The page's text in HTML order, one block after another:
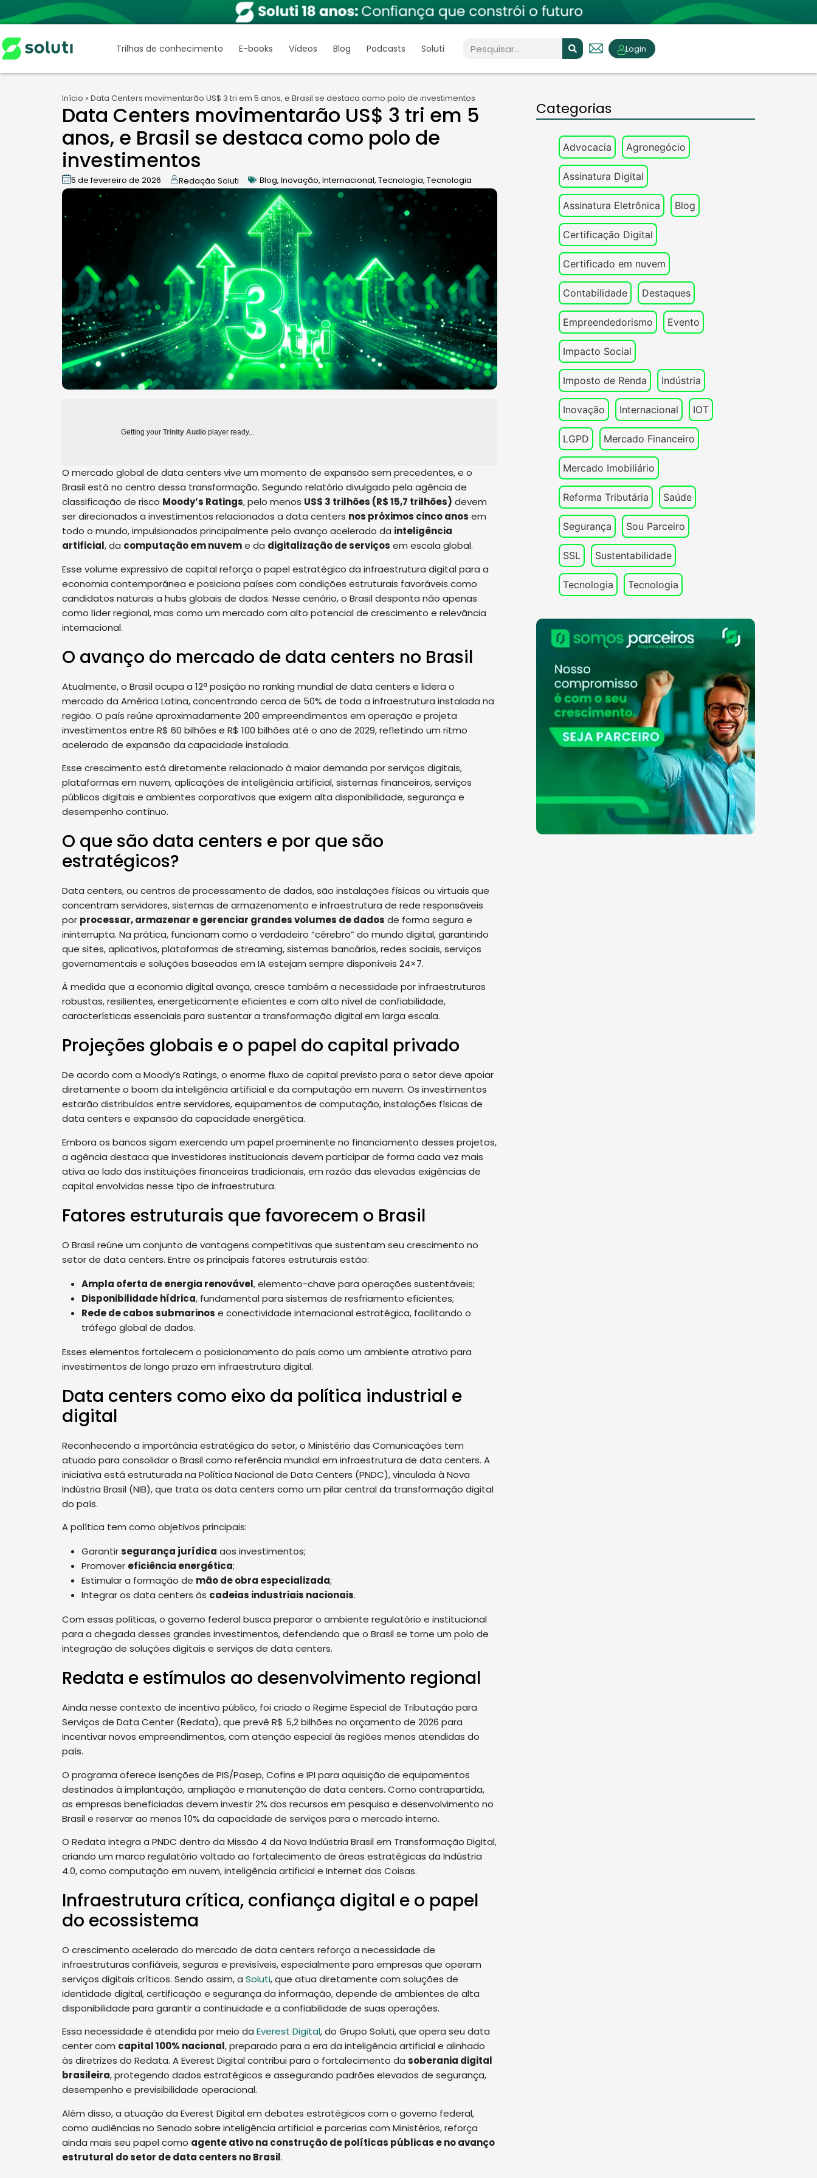
Trilhas de conhecimento E-books Vídeos Blog Podcasts Soluti Login
Início » Data Centers movimentarão US$ 3 tri em 5 anos, e Brasil se destaca como polo de investimentos
Data Centers movimentarão US$ 3 tri em 5
anos, e Brasil se destaca como polo de
investimentos
5 de fevereiro de 2026 Redação Soluti Blog, Inovação, Internacional, Tecnologia, Tecnologia
Getting your Trinity Audio player ready...
O mercado global de data centers vive um momento de expansão sem precedentes, e o
Brasil está no centro dessa transformação. Segundo relatório divulgado pela agência de
classificação de risco Moody’s Ratings, pelo menos US$ 3 trilhões (R$ 15,7 trilhões) devem
ser direcionados a investimentos relacionados a data centers nos próximos cinco anos em
todo o mundo, impulsionados principalmente pelo avanço acelerado da inteligência
artificial, da computação em nuveme da digitalização de serviços em escala global.
Esse volume expressivo de capital reforça o papel estratégico da infraestrutura digital para a
economia contemporânea e posiciona países com condições estruturais favoráveis como
candidatos naturais a hubs globais de dados. Nesse cenário, o Brasil desponta não apenas
como líder regional, mas como um mercado com alto potencial de crescimento e relevância
internacional.
O avanço do mercado de data centers no Brasil
Atualmente, o Brasil ocupa a 12ª posição no ranking mundial de data centers e lidera o
mercado da América Latina, concentrando cerca de 50% de toda a infraestrutura instalada na
região. O país reúne aproximadamente 200 empreendimentos em operação e projeta
investimentos entre R$ 60 bilhões e R$ 100 bilhões até o ano de 2029, refletindo um ritmo
acelerado de expansão da capacidade instalada.
Esse crescimento está diretamente relacionado à maior demanda por serviços digitais,
plataformas em nuvem, aplicações de inteligência artificial, sistemas financeiros, serviços
públicos digitais e ambientes corporativos que exigem alta disponibilidade, segurança e
desempenho contínuo.
O que são data centers e por que são
estratégicos?
Data centers, ou centros de processamento de dados, são instalações físicas ou virtuais que
concentram servidores, sistemas de armazenamento e infraestrutura de rede responsáveis
por processar, armazenar e gerenciar grandes volumes de dados de forma segura e
ininterrupta. Na prática, funcionam como o verdadeiro “cérebro” do mundo digital, garantindo
que sites, aplicativos, plataformas de streaming, sistemas bancários, redes sociais, serviços
governamentais e soluções baseadas em IA estejam sempre disponíveis 24×7.
À medida que a economia digital avança, cresce também a necessidade por infraestruturas
robustas, resilientes, energeticamente eficientes e com alto nível de confiabilidade,
características essenciais para sustentar a transformação digital em larga escala.
Projeções globais e o papel do capital privado
De acordo com a Moody’s Ratings, o enorme fluxo de capital previsto para o setor deve apoiar
diretamente o boom da inteligência artificial e da computação em nuvem. Os investimentos
estarão distribuídos entre servidores, equipamentos de computação, instalações físicas de
data centers e expansão da capacidade energética.
Embora os bancos sigam exercendo um papel proeminente no financiamento desses projetos,
a agência destaca que investidores institucionais devem participar de forma cada vez mais
ativa ao lado das instituições financeiras tradicionais, em razão das elevadas exigências de
capital envolvidas nesse tipo de infraestrutura.
Fatores estruturais que favorecem o Brasil
O Brasil reúne um conjunto de vantagens competitivas que sustentam seu crescimento no
setor de data centers. Entre os principais fatores estruturais estão:
Ampla oferta de energia renovável, elemento-chave para operações sustentáveis;
Disponibilidade hídrica, fundamental para sistemas de resfriamento eficientes;
Rede de cabos submarinos e conectividade internacional estratégica, facilitando o
tráfego global de dados.
Esses elementos fortalecem o posicionamento do país como um ambiente atrativo para
investimentos de longo prazo em infraestrutura digital.
Data centers como eixo da política industrial e
digital
Reconhecendo a importância estratégica do setor, o Ministério das Comunicações tem
atuado para consolidar o Brasil como referência mundial em infraestrutura de data centers. A
iniciativa está estruturada na Política Nacional de Data Centers (PNDC), vinculada à Nova
Indústria Brasil (NIB), que trata os data centers como um pilar central da transformação digital
do país.
A política tem como objetivos principais:
Garantirsegurança jurídica aos investimentos;
Promover eficiência energética;
Estimular a formação de mão de obra especializada;
Integrar os data centers às cadeias industriais nacionais.
Com essas políticas, o governo federal busca preparar o ambiente regulatório e institucional
para a chegada desses grandes investimentos, defendendo que o Brasil se torne um polo de
integração de soluções digitais e serviços de data centers.
Redata e estímulos ao desenvolvimento regional
Ainda nesse contexto de incentivo público, foi criado o Regime Especial de Tributação para
Serviços de Data Center (Redata), que prevê R$ 5,2 bilhões no orçamento de 2026 para
incentivar novos empreendimentos, com atenção especial às regiões menos atendidas do
país.
O programa oferece isenções de PIS/Pasep, Cofins e IPI para aquisição de equipamentos
destinados à implantação, ampliação e manutenção de data centers. Como contrapartida,
as empresas beneficiadas devem investir 2% dos recursos em pesquisa e desenvolvimento no
Brasil e reservar ao menos 10% da capacidade de serviços para o mercado interno.
O Redata integra a PNDC dentro da Missão 4 da Nova Indústria Brasil em Transformação Digital,
criando um marco regulatório voltado ao fortalecimento de áreas estratégicas da Indústria
4.0, como computação em nuvem, inteligência artificial e Internet das Coisas.
Infraestrutura crítica, confiança digital e o papel
do ecossistema
O crescimento acelerado do mercado de data centers reforça a necessidade de
infraestruturas confiáveis, seguras e previsíveis, especialmente para empresas que operam
serviços digitais críticos. Sendo assim, a Soluti, que atua diretamente com soluções de
identidade digital, certificação e segurança da informação, depende de ambientes de alta
disponibilidade para garantir a continuidade e a confiabilidade de suas operações.
Essa necessidade é atendida por meio da Everest Digital, do Grupo Soluti, que opera seu data
center com capital 100% nacional, preparado para a era da inteligência artificial e alinhado
às diretrizes do Redata. A Everest Digital contribui para o fortalecimento da soberania digital
brasileira, protegendo dados estratégicos e assegurando padrões elevados de segurança,
desempenho e previsibilidade operacional.
Além disso, a atuação da Everest Digital em debates estratégicos com o governo federal,
como audiências no Senado sobre inteligência artificial e parcerias com Ministérios, reforça
ainda mais seu papel como agente ativo na construção de políticas públicas e no avanço
estrutural do setor de data centers no Brasil.
Categorias
Advocacia Agronegócio
Assinatura Digital
Assinatura Eletrônica Blog
Certificação Digital
Certificado em nuvem
Contabilidade Destaques
Empreendedorismo Evento
Impacto Social
Imposto de Renda Indústria
Inovação Internacional IOT
LGPD Mercado Financeiro
Mercado Imobiliário
Reforma Tributária Saúde
Segurança Sou Parceiro
SSL Sustentabilidade
Tecnologia Tecnologia